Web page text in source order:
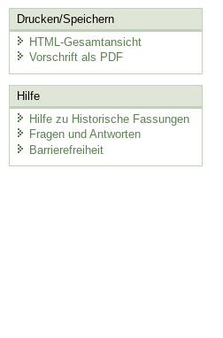
Drucken/Speichern
HTML-Gesamtansicht
Vorschrift als PDF
Hilfe
Hilfe zu Historische Fassungen
Fragen und Antworten
Barrierefreiheit